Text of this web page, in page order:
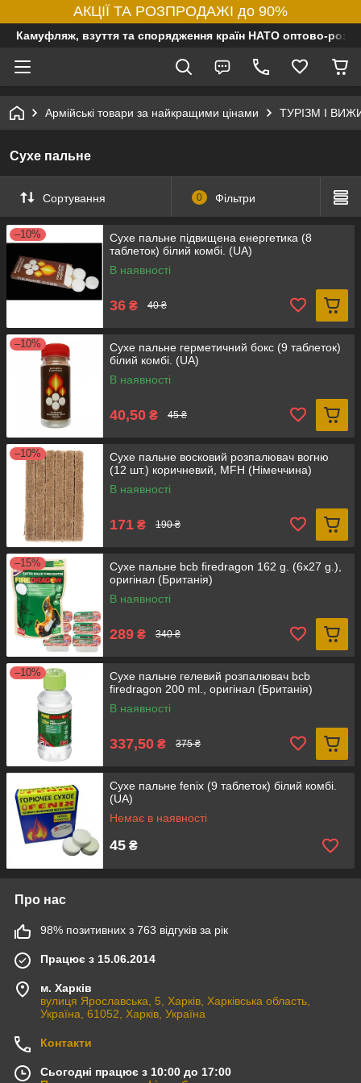
АКЦІЇ ТА РОЗПРОДАЖІ до 90%
Камуфляж, взуття та спорядження країн НАТО оптово-
Армійські товари за найкращими цінами ТУРІЗМ І
Сухе пальне
Сортування 0 Фільтри
–10%
Сухе пальне підвищена енергетика (8
таблеток) білий комбі. (UA)
В наявності
36 ₴ 40 ₴
–10%
Сухе пальне герметичний бокс (9 таблеток)
білий комбі. (UA)
В наявності
40,50 ₴ 45 ₴
–10%
Сухе пальне восковий розпалювач вогню
(12 шт.) коричневий, MFH (Німеччина)
В наявності
171 ₴ 190 ₴
–15%
Сухе пальне bcb firedragon 162 g. (6x27 g.),
оригінал (Британія)
В наявності
289 ₴ 340 ₴
–10%
Сухе пальне гелевий розпалювач bcb
firedragon 200 ml., оригінал (Британія)
В наявності
337,50 ₴ 375 ₴
Сухе пальне fenix (9 таблеток) білий комбі.
(UA)
Немає в наявності
45 ₴
Про нас
98% позитивних з 763 відгуків за рік
Працює з 15.06.2014
м. Харків
вулиця Ярославська, 5, Харків, Харківська область,
Україна, 61052, Харків, Україна
Контакти
Сьогодні працює з 10:00 до 17:00